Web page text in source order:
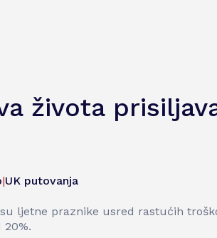
života
|UK putovanja
ljetne praznike usred rastućih